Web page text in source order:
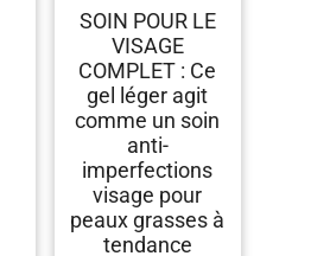
Réduit Boutons Liés à
l'Acné, Acide
Salicylique, AHA, BHA,
Céramides Acide
Hyaluronique,
Hydratation, Peau à
Imperfection et à
Tendance Acnéique
SOIN POUR LE
VISAGE
COMPLET : Ce
gel léger agit
comme un soin
anti-
imperfections
visage pour
peaux grasses à
tendance